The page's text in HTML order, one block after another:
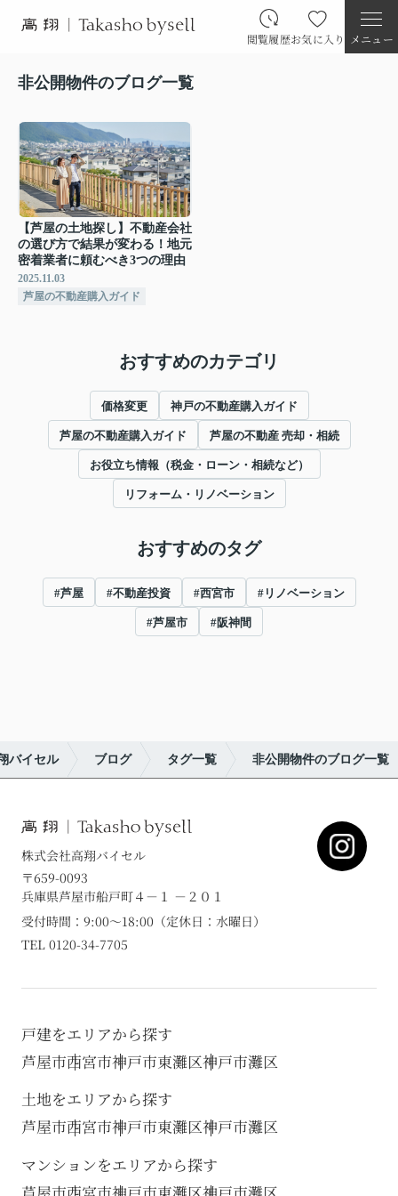
閲覧履歴お気に入り メニュー
非公開物件のブログ一覧
【芦屋の土地探し】不動産会社
の選び方で結果が変わる！地元
密着業者に頼むべき3つの理由
2025.11.03
芦屋の不動産購入ガイド
おすすめのカテゴリ
価格変更 神戸の不動産購入ガイド
芦屋の不動産購入ガイド 芦屋の不動産 売却・相続
お役立ち情報（税金・ローン・相続など）
リフォーム・リノベーション
おすすめのタグ
#芦屋 #不動産投資 #西宮市 #リノベーション
#芦屋市 #阪神間
バイセル ブログ タグ一覧 非公開物件のブログ一覧
株式会社高翔バイセル
〒659-0093
兵庫県芦屋市船戸町４－１ －２０１
受付時間：9:00～18:00（定休日：水曜日）
TEL 0120-34-7705
戸建をエリアから探す
芦屋市西宮市神戸市東灘区神戸市灘区
土地をエリアから探す
芦屋市西宮市神戸市東灘区神戸市灘区
マンションをエリアから探す